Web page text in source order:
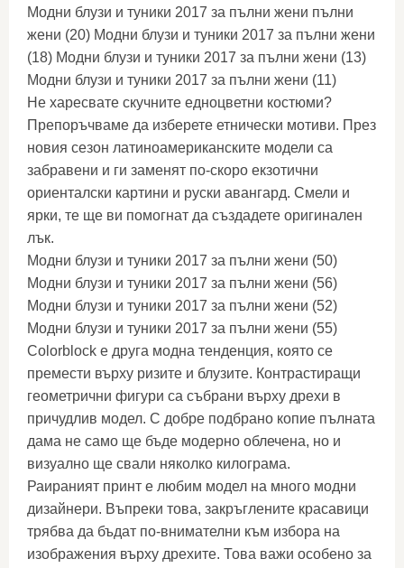
Модни блузи и туники 2017 за пълни жени пълни
жени (20) Модни блузи и туники 2017 за пълни жени
(18) Модни блузи и туники 2017 за пълни жени (13)
Модни блузи и туники 2017 за пълни жени (11)
Не харесвате скучните едноцветни костюми?
Препоръчваме да изберете етнически мотиви. През
новия сезон латиноамериканските модели са
забравени и ги заменят по-скоро екзотични
ориенталски картини и руски авангард. Смели и
ярки, те ще ви помогнат да създадете оригинален
лък.
Модни блузи и туники 2017 за пълни жени (50)
Модни блузи и туники 2017 за пълни жени (56)
Модни блузи и туники 2017 за пълни жени (52)
Модни блузи и туники 2017 за пълни жени (55)
Colorblock е друга модна тенденция, която се
премести върху ризите и блузите. Контрастиращи
геометрични фигури са събрани върху дрехи в
причудлив модел. С добре подбрано копие пълната
дама не само ще бъде модерно облечена, но и
визуално ще свали няколко килограма.
Раираният принт е любим модел на много модни
дизайнери. Въпреки това, закръглените красавици
трябва да бъдат по-внимателни към избора на
изображения върху дрехите. Това важи особено за